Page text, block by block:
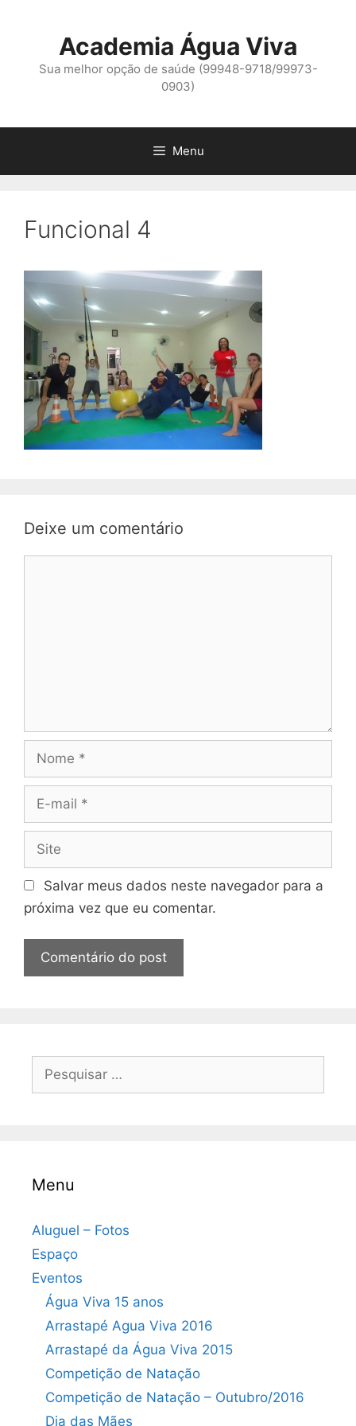
conteúdo
Academia Água Viva
Sua melhor opção de saúde (99948-9718/99973-
0903)
Menu
Funcional 4
Deixe um comentário
Nome
Site
Salvar meus dados neste navegador para a
próxima vez que eu comentar.
por:
Menu
Aluguel – Fotos
Espaço
Eventos
Água Viva 15 anos
Arrastapé Agua Viva 2016
Arrastapé da Água Viva 2015
Competição de Natação
Competição de Natação – Outubro/2016
Dia das Mães